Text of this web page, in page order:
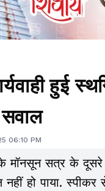
हुई
06:10 PM
सत्र के दूसरे
हो पाया.